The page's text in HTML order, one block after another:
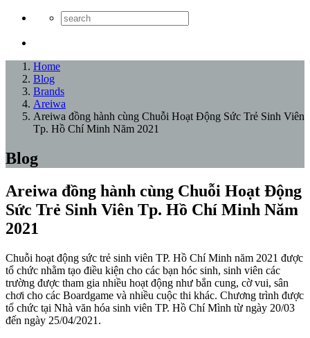
Home
Blog
Brands
Areiwa
Areiwa đồng hành cùng Chuỗi Hoạt Động Sức Trẻ Sinh Viên
Tp. Hồ Chí Minh Năm 2021
Blog
Areiwa đồng hành cùng Chuỗi Hoạt Động
Sức Trẻ Sinh Viên Tp. Hồ Chí Minh Năm
2021
Chuỗi hoạt động sức trẻ sinh viên TP. Hồ Chí Minh năm 2021 được
tổ chức nhằm tạo điều kiện cho các bạn hóc sinh, sinh viên các
trường được tham gia nhiều hoạt động như bắn cung, cờ vui, sân
chơi cho các Boardgame và nhiều cuộc thi khác. Chương trình được
tổ chức tại Nhà văn hóa sinh viên TP. Hồ Chí Mình từ ngày 20/03
đến ngày 25/04/2021.